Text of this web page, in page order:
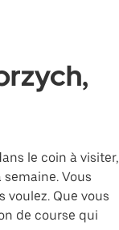
le coin à visiter,
Vous
Que vous
de course qui